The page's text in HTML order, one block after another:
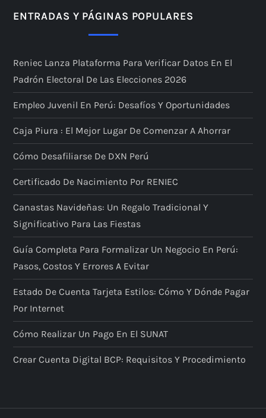
n
c
i
ó
n
d
e
e
n
t
r
a
a
ENTRADAS Y PÁGINAS POPULARES
Reniec Lanza Plataforma Para Verificar Datos En El
Padrón Electoral De Las Elecciones 2026
Empleo Juvenil En Perú: Desafíos Y Oportunidades
Caja Piura : El Mejor Lugar De Comenzar A Ahorrar
Cómo Desafiliarse De DXN Perú
Certificado De Nacimiento Por RENIEC
Canastas Navideñas: Un Regalo Tradicional Y
Significativo Para Las Fiestas
Guía Completa Para Formalizar Un Negocio En Perú:
Pasos, Costos Y Errores A Evitar
Estado De Cuenta Tarjeta Estilos: Cómo Y Dónde Pagar
Por Internet
Cómo Realizar Un Pago En El SUNAT
Crear Cuenta Digital BCP: Requisitos Y Procedimiento